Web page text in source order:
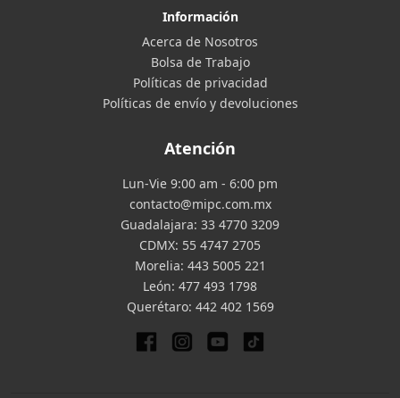
Información
Acerca de Nosotros
Bolsa de Trabajo
Políticas de privacidad
Políticas de envío y devoluciones
Atención
Lun-Vie 9:00 am - 6:00 pm
contacto@mipc.com.mx
Guadalajara: 33 4770 3209
CDMX: 55 4747 2705
Morelia: 443 5005 221
León: 477 493 1798
Querétaro: 442 402 1569